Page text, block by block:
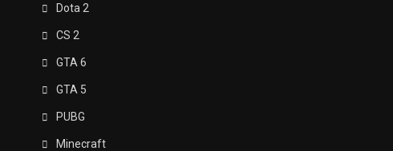
Dota 2
CS 2
GTA 6
GTA 5
PUBG
Minecraft